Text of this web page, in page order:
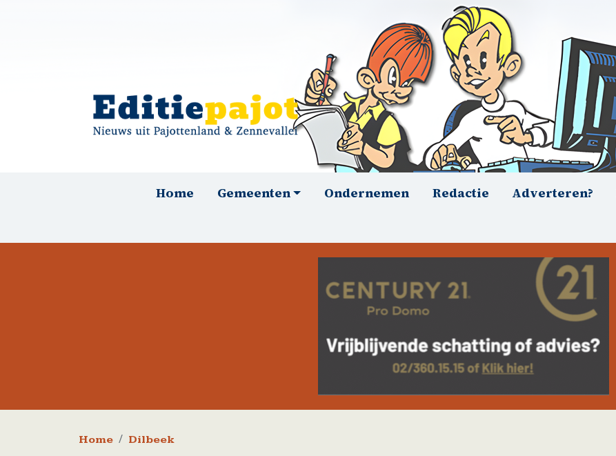
HoofdnavigatieHome Gemeenten Ondernemen Redactie Adverteren?
Kruimelpad
Home Dilbeek